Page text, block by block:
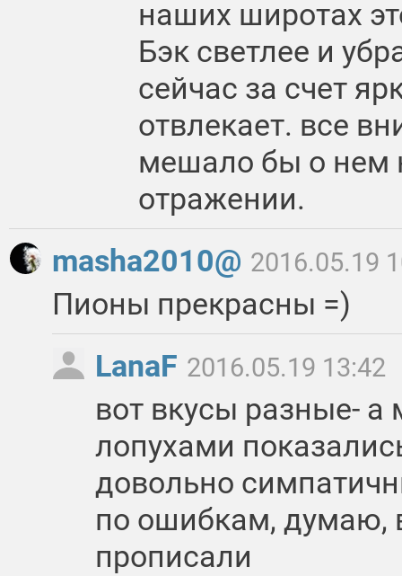
наших широтах
Бэк светлее и
сейчас за счет
отвлекает. все
мешало бы о нем
отражении.
masha2010@ 2016.05.19
Пионы прекрасны =)
LanaF 2016.05.19 13:42
вот вкусы разные-
лопухами
довольно
по ошибкам, думаю,
прописали